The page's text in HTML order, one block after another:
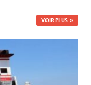
VOIR PLUS